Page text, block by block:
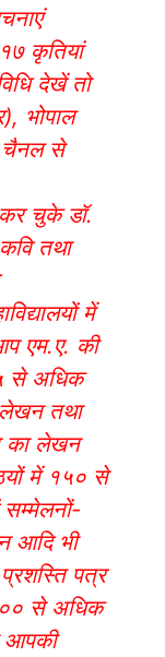
कृतियां
देखें तो
भोपाल
चैनल से
कर चुके डॉ.
तथा
में
एम.ए. की
से अधिक
लेखन तथा
का लेखन
में १५० से
आदि भी
पत्र
से अधिक
आपकी